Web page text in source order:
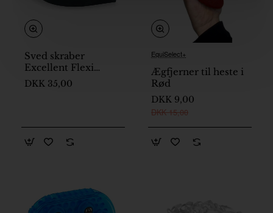
Sved skraber
Excellent Flexi
comb
DKK 35,00
EquiSelect+
Ægfjerner til heste i
Rød
DKK 9,00
DKK 15,00